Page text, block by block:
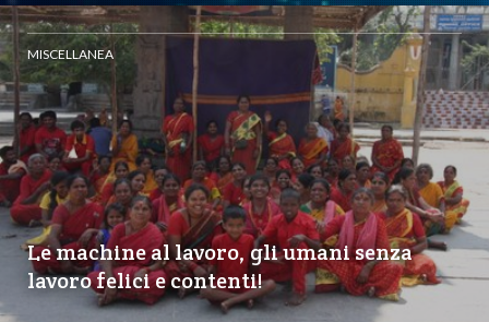
MISCELLANEA
Le machine al lavoro, gli umani senza
lavoro felici e contenti!